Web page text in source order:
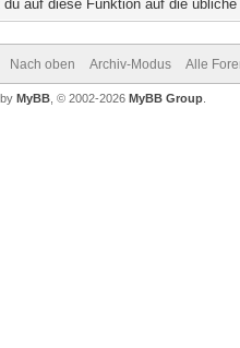
auf diese Funktion auf die
Nach oben Archiv-Modus Alle
MyBB , © 2002-2026 MyBB Group